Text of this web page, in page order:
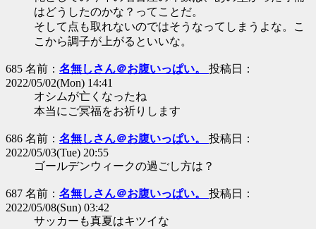
はどうしたのかな？ってことだ。
そして点も取れないのではそうなってしまうよな。こ
こから調子が上がるといいな。
685 名前： 名無しさん＠お腹いっぱい。 投稿日：
2022/05/02(Mon) 14:41
オシムが亡くなったね
本当にご冥福をお祈りします
686 名前： 名無しさん＠お腹いっぱい。 投稿日：
2022/05/03(Tue) 20:55
ゴールデンウィークの過ごし方は？
687 名前： 名無しさん＠お腹いっぱい。 投稿日：
2022/05/08(Sun) 03:42
サッカーも真夏はキツイな